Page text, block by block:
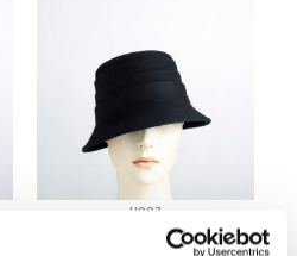
H027
ODEKORERAD FILTHATT – H027